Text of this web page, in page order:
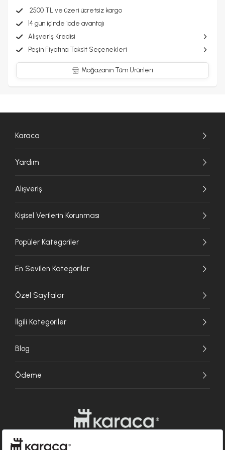
2500 TL ve üzeri ücretsiz kargo
14 gün içinde iade avantajı
Alışveriş Kredisi
Peşin Fiyatına Taksit Seçenekleri
Mağazanın Tüm Ürünleri
Karaca
Yardım
Alışveriş
Kişisel Verilerin Korunması
Popüler Kategoriler
En Sevilen Kategoriler
Özel Sayfalar
İlgili Kategoriler
Blog
Ödeme